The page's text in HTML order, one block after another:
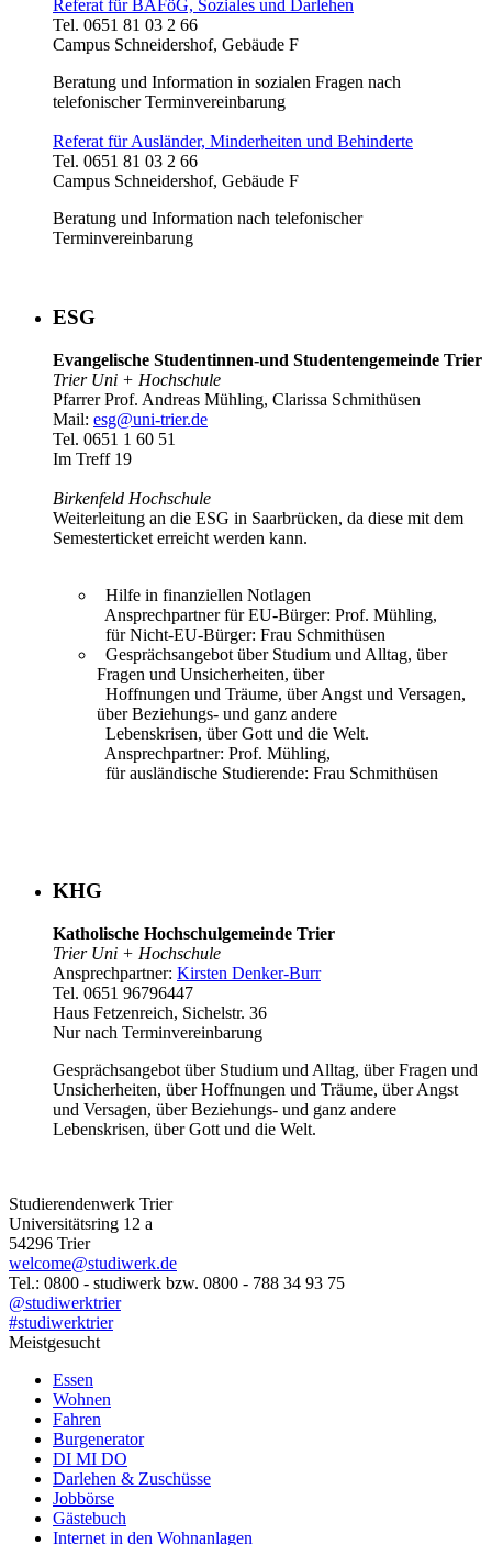
Referat für BAFöG, Soziales und Darlehen
Tel. 0651 81 03 2 66
Campus Schneidershof, Gebäude F
Beratung und Information in sozialen Fragen nach
telefonischer Terminvereinbarung
Referat für Ausländer, Minderheiten und Behinderte
Tel. 0651 81 03 2 66
Campus Schneidershof, Gebäude F
Beratung und Information nach telefonischer
Terminvereinbarung
ESG
Evangelische Studentinnen-und Studentengemeinde Trier
Trier Uni + Hochschule
Pfarrer Prof. Andreas Mühling, Clarissa Schmithüsen
Mail: esg@uni-trier.de
Tel. 0651 1 60 51
Im Treff 19
Birkenfeld Hochschule
Weiterleitung an die ESG in Saarbrücken, da diese mit dem
Semesterticket erreicht werden kann.
Hilfe in finanziellen Notlagen
Ansprechpartner für EU-Bürger: Prof. Mühling,
für Nicht-EU-Bürger: Frau Schmithüsen
Gesprächsangebot über Studium und Alltag, über
Fragen und Unsicherheiten, über
Hoffnungen und Träume, über Angst und Versagen,
über Beziehungs- und ganz andere
Lebenskrisen, über Gott und die Welt.
Ansprechpartner: Prof. Mühling,
für ausländische Studierende: Frau Schmithüsen
KHG
Katholische Hochschulgemeinde Trier
Trier Uni + Hochschule
Ansprechpartner: Kirsten Denker-Burr
Tel. 0651 96796447
Haus Fetzenreich, Sichelstr. 36
Nur nach Terminvereinbarung
Gesprächsangebot über Studium und Alltag, über Fragen und
Unsicherheiten, über Hoffnungen und Träume, über Angst
und Versagen, über Beziehungs- und ganz andere
Lebenskrisen, über Gott und die Welt.
Studierendenwerk Trier
Universitätsring 12 a
54296 Trier
welcome@studiwerk.de
Tel.: 0800 - studiwerk bzw. 0800 - 788 34 93 75
@studiwerktrier
#studiwerktrier
Meistgesucht
Essen
Wohnen
Fahren
Burgenerator
DI MI DO
Darlehen & Zuschüsse
Jobbörse
Gästebuch
Internet in den Wohnanlagen